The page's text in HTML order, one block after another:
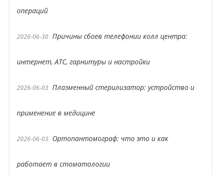
операций
2026-06-30 Причины сбоев телефонии колл центра:
интернет, АТС, гарнитуры и настройки
2026-06-03 Плазменный стерилизатор: устройство и
применение в медицине
2026-06-03 Ортопантомограф: что это и как
работает в стоматологии